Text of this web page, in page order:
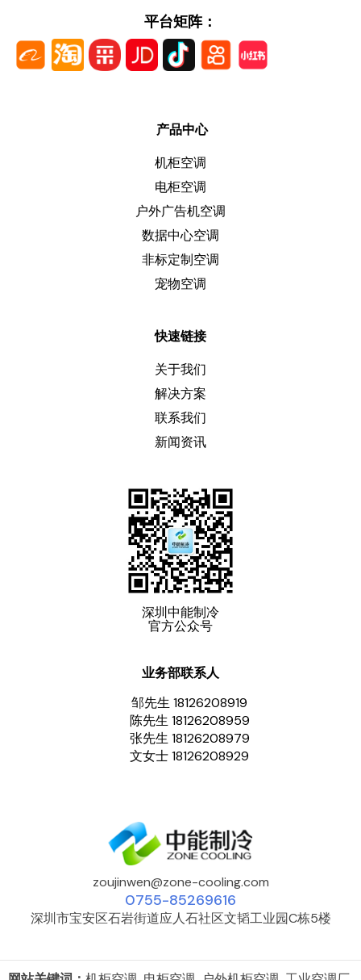
平台矩阵：
产品中心
机柜空调
电柜空调
户外广告机空调
数据中心空调
非标定制空调
宠物空调
快速链接
关于我们
解决方案
联系我们
新闻资讯
深圳中能制冷
官方公众号
业务部联系人
邹先生 18126208919
陈先生 18126208959
张先生 18126208979
文女士 18126208929
zoujinwen@zone-cooling.com
0755-85269616
深圳市宝安区石岩街道应人石社区文韬工业园C栋5楼